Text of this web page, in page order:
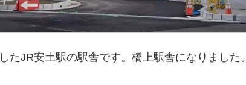
たJR安土駅の駅舎です。橋上駅舎になりました。